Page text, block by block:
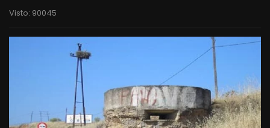
Visto: 90045